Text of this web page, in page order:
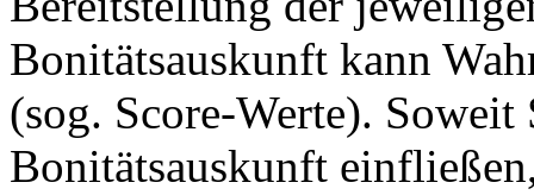
Bonitätsauskunft kann
(sog. Score-Werte). Soweit
Bonitätsauskunft